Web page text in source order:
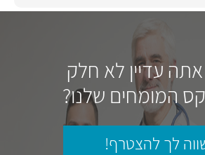
עדיין לא חלק
המומחים שלנו?
לך להצטרף!